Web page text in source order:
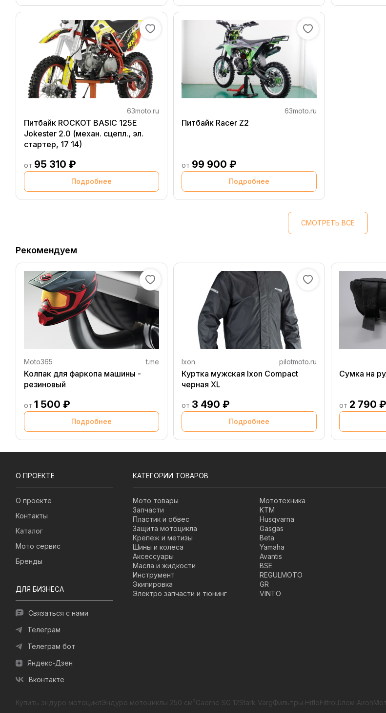
63moto.ru
Питбайк ROCKOT BASIC 125E
Jokester 2.0 (механ. сцепл., эл.
стартер, 17 14)
от 95 310 ₽
Подробнее
63moto.ru
Питбайк Racer Z2
от 99 900 ₽
Подробнее
СМОТРЕТЬ ВСЕ
Рекомендуем
Moto365 t.me
Колпак для фаркопа машины -
резиновый
от 1 500 ₽
Подробнее
Ixon pilotmoto.ru
Куртка мужская Ixon Compact
черная XL
от 3 490 ₽
Подробнее
Сумка на
от 2 790 ₽
О ПРОЕКТЕ
О проекте
Контакты
Каталог
Мото сервис
Бренды
ДЛЯ БИЗНЕСА
Связаться с нами
Телеграм
Телеграм бот
Яндекс-Дзен
Вконтакте
КАТЕГОРИИ ТОВАРОВ
Мото товары
Запчасти
Пластик и обвес
Защита мотоцикла
Крепеж и метизы
Шины и колеса
Аксессуары
Масла и жидкости
Инструмент
Экипировка
Электро запчасти и тюнинг
Мототехника
KTM
Husqvarna
Gasgas
Beta
Yamaha
Avantis
BSE
REGULMOTO
GR
VINTO
Купить эндуро мотоциклЭндуро мотоциклы 250 см³Gaerne SG 12Stark VargФильтры HifloFiltroШлем Airoh